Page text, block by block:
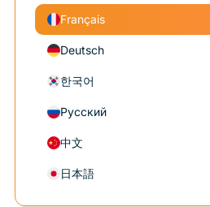
Français
Deutsch
한국어
Русский
中文
日本語